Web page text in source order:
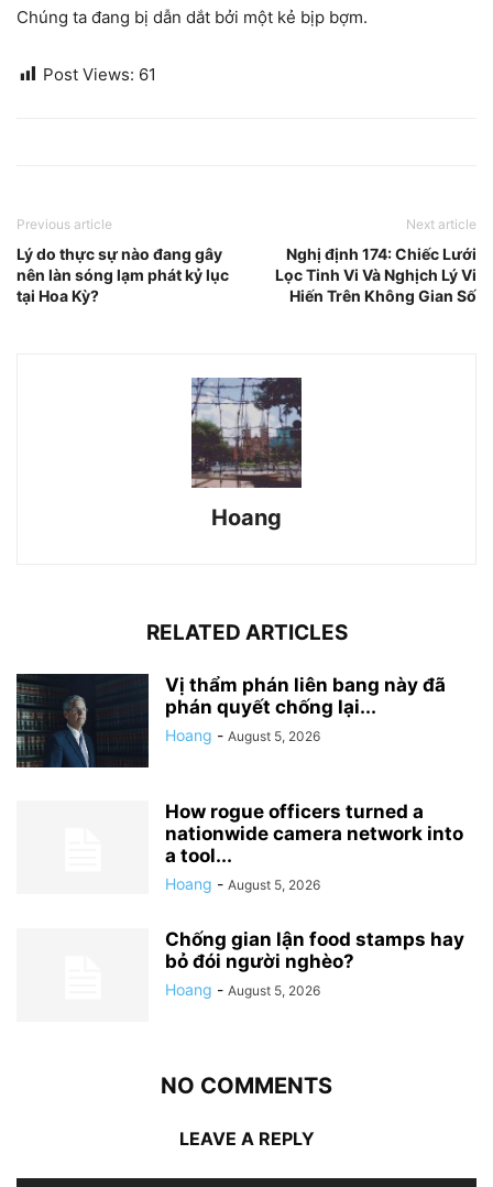
Chúng ta đang bị dẫn dắt bởi một kẻ bịp bợm.
Post Views: 61
Previous article
Lý do thực sự nào đang gây
nên làn sóng lạm phát kỷ lục
tại Hoa Kỳ?
Next article
Nghị định 174: Chiếc Lưới
Lọc Tinh Vi Và Nghịch Lý Vi
Hiến Trên Không Gian Số
Hoang
RELATED ARTICLES
Vị thẩm phán liên bang này đã
phán quyết chống lại...
Hoang - August 5, 2026
How rogue officers turned a
nationwide camera network into
a tool...
Hoang - August 5, 2026
Chống gian lận food stamps hay
bỏ đói người nghèo?
Hoang - August 5, 2026
NO COMMENTS
LEAVE A REPLY